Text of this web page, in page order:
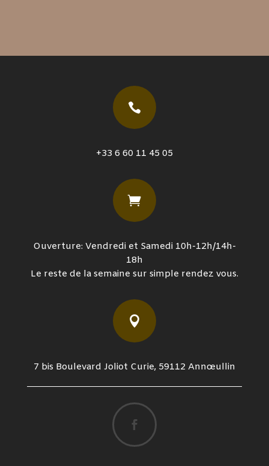

+33 6 60 11 45 05

Ouverture: Vendredi et Samedi 10h-12h/14h-
18h
Le reste de la semaine sur simple rendez vous.

7 bis Boulevard Joliot Curie, 59112 Annœullin
